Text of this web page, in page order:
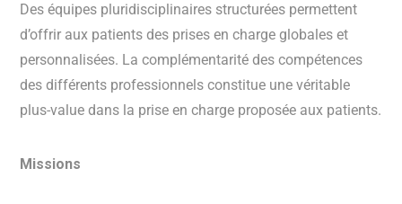
Des équipes pluridisciplinaires structurées permettent
d’offrir aux patients des prises en charge globales et
personnalisées. La complémentarité des compétences
des différents professionnels constitue une véritable
plus-value dans la prise en charge proposée aux patients.
Missions